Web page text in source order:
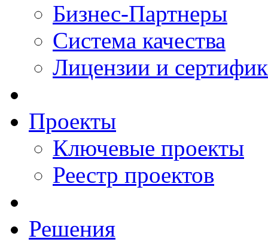
Бизнес-Партнеры
Система качества
Лицензии и
Проекты
Ключевые проекты
Реестр проектов
Решения